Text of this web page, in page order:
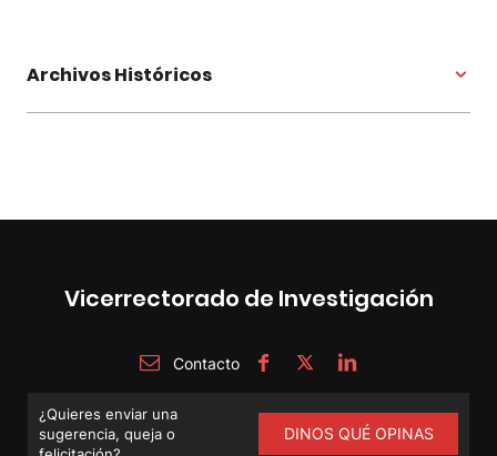
Archivos Históricos
Vicerrectorado de Investigación
Contacto
¿Quieres enviar una
sugerencia, queja o
DINOS QUÉ OPINAS